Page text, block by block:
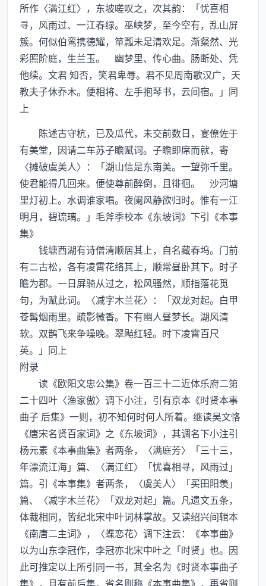
所作〈满江红〉，东坡嗟叹之，次其韵：「忧喜相
寻，风雨过、一江春绿。巫峡梦，至今空有，乱山屏
簇。何似伯鸾携德耀，箪瓢未足清欢足。渐粲然、光
彩照阶庭，生兰玉。 幽梦里、传心曲。肠断处、凭
他续。文君 知否，笑君卑辱。君不见周南歌汉广，天
教夫子休乔木。便相将、左手抱琴书，云间宿。」同
上
陈述古守杭，已及瓜代，未交前数日，宴僚佐于
有美堂，因请二车苏子瞻赋词。子瞻即席而就，寄
〈摊破虞美人〉：「湖山信是东南美。一望弥千里。
使君能得几回来。便使尊前醉倒，且徘徊。 沙河塘
里灯初上。水调谁家唱。夜阑风静欲归时。惟有一江
明月，碧琉璃。」毛斧季校本《东坡词》下引《本事
集》
钱塘西湖有诗僧清顺居其上，自名藏春坞。门前
有二古松，各有凌霄花络其上，顺常昼卧其下。时子
瞻为郡。一日屏骑从过之，松风骚然，顺指落花觅
句，为赋此词。〈减字木兰花〉：「双龙对起。白甲
苍髯烟雨里。疏影微香。下有幽人昼梦长。湖风清
软。双鹊飞来争噪晚。翠飐红轻。时下凌霄百尺
英。」同上
附录
读《欧阳文忠公集》卷一百三十二近体乐府二第
二十四叶〈渔家傲〉调下小注，引有京本《时贤本事
曲子 后集》一则，初不知何时何人所着。继读吴文恪
《唐宋名贤百家词》之《东坡词》，其调名下小注引
杨元素《本事曲集》者两条，〈满庭芳〉「三十三，
年漂流江海」篇、〈满江红〉「忧喜相寻，风雨过」
篇。引《本事集》者两条，〈虞美人〉「买田阳羡」
篇、〈减字木兰花〉「双龙对起」篇。凡遗文五条，
体裁相同，皆纪北宋中叶词林掌故。又读绍兴间辑本
《南唐二主词》，〈蝶恋花〉调下注云：《本事曲》
以为山东李冠作，李冠亦北宋中叶之「时贤」也。因
此可推定以上所引同一书，其全名为《时贤本事曲子
集》，且有前后集，省名则称《本事曲集》，再省则